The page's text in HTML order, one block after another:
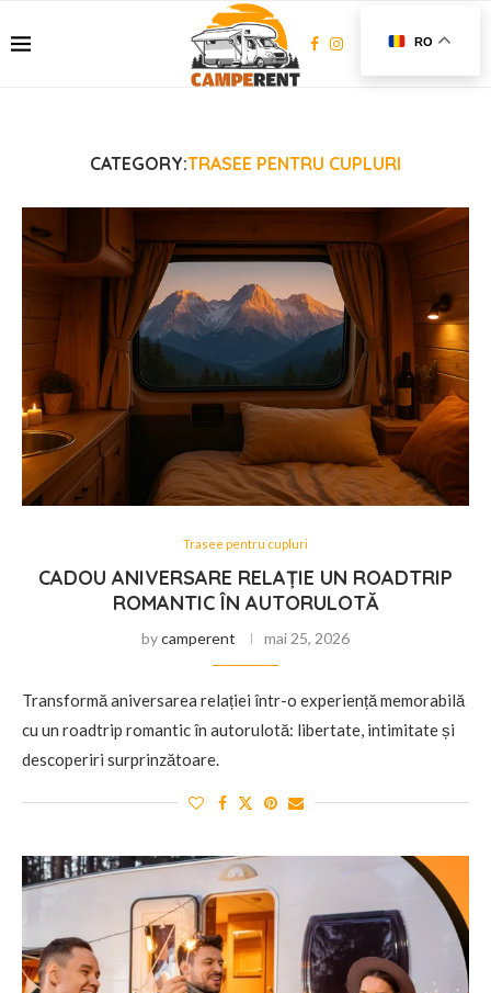
RO
CATEGORY:TRASEE PENTRU CUPLURI
Trasee pentru cupluri
CADOU ANIVERSARE RELAȚIE UN ROADTRIP
ROMANTIC ÎN AUTORULOTĂ
bycamperent mai 25, 2026
Transformă aniversarea relației într-o experiență memorabilă
cu un roadtrip romantic în autorulotă: libertate, intimitate și
descoperiri surprinzătoare.